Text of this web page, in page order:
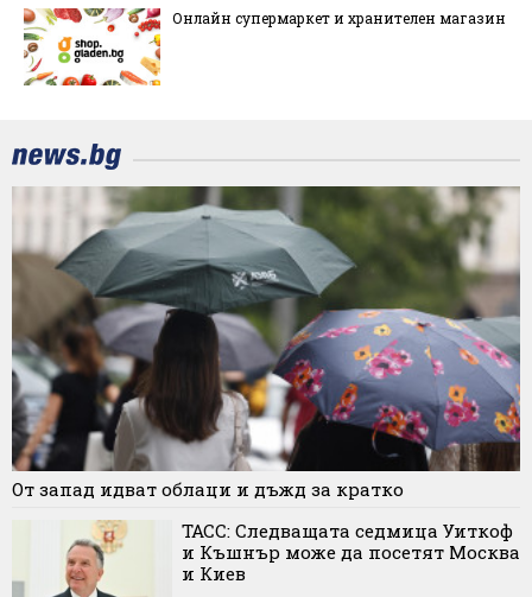
Онлайн супермаркет и хранителен магазин
От запад идват облаци и дъжд за кратко
ТАСС: Следващата седмица Уиткоф
и Къшнър може да посетят Москва
и Киев